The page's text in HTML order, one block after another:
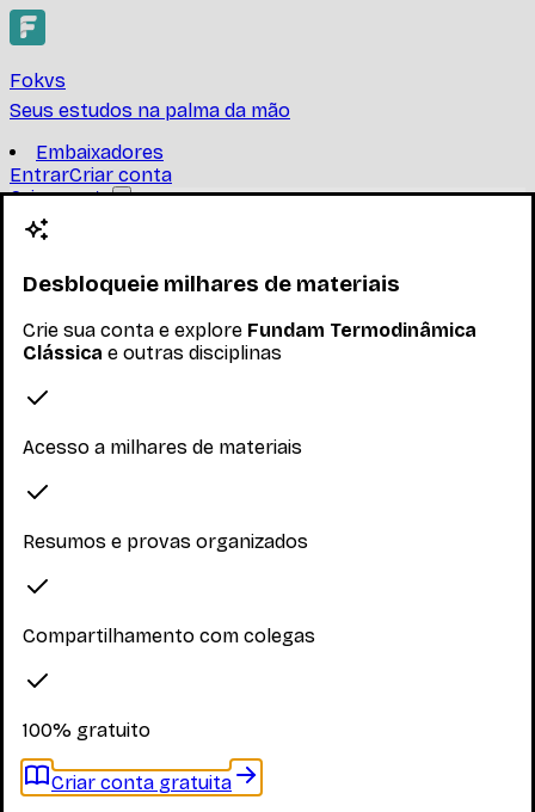
Fokvs
Seus estudos na palma da mão
Embaixadores
EntrarCriar conta
Criar conta
Fundam Termodinâmica
UNIVERSIDADE FEDERAL DO RIO DE JANEIRO
IQF350-Fundam Termodinâmica ClássicaGases ideais e
Segunda lei da Termodinâmica. Funções de Gibbs
Nenhum inscrito ainda
Materiais
Explore os materiais disponíveis
Faça login para ver os materiais
Você precisa estar logado para ver os materiais dessa
disciplina
Entrar
Desbloqueie milhares de materiais
Crie sua conta e explore Fundam Termodinâmica
Clássica e outras disciplinas
Acesso a milhares de materiais
Resumos e provas organizados
Compartilhamento com colegas
100% gratuito
Criar conta gratuita